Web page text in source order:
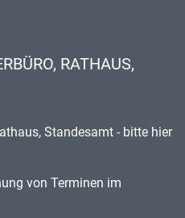
RATHAUS,
Standesamt - bitte hier
von Terminen im